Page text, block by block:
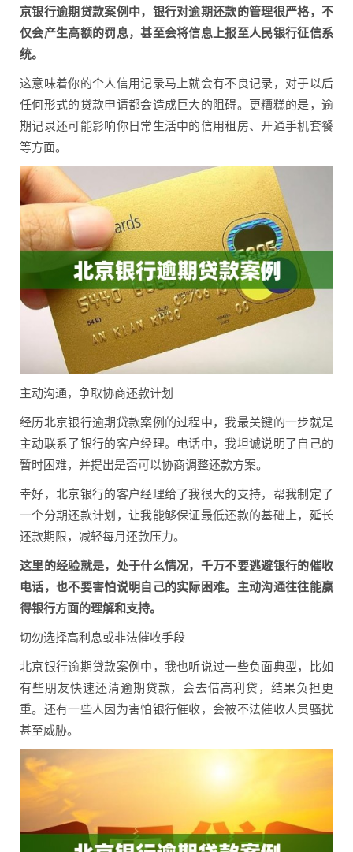
京银行逾期贷款案例中，银行对逾期还款的管理很严格，不
仅会产生高额的罚息，甚至会将信息上报至人民银行征信系
统。
这意味着你的个人信用记录马上就会有不良记录，对于以后
任何形式的贷款申请都会造成巨大的阻碍。更糟糕的是，逾
期记录还可能影响你日常生活中的信用租房、开通手机套餐
等方面。
主动沟通，争取协商还款计划
经历北京银行逾期贷款案例的过程中，我最关键的一步就是
主动联系了银行的客户经理。电话中，我坦诚说明了自己的
暂时困难，并提出是否可以协商调整还款方案。
幸好，北京银行的客户经理给了我很大的支持，帮我制定了
一个分期还款计划，让我能够保证最低还款的基础上，延长
还款期限，减轻每月还款压力。
这里的经验就是，处于什么情况，千万不要逃避银行的催收
电话，也不要害怕说明自己的实际困难。主动沟通往往能赢
得银行方面的理解和支持。
切勿选择高利息或非法催收手段
北京银行逾期贷款案例中，我也听说过一些负面典型，比如
有些朋友快速还清逾期贷款，会去借高利贷，结果负担更
重。还有一些人因为害怕银行催收，会被不法催收人员骚扰
甚至威胁。